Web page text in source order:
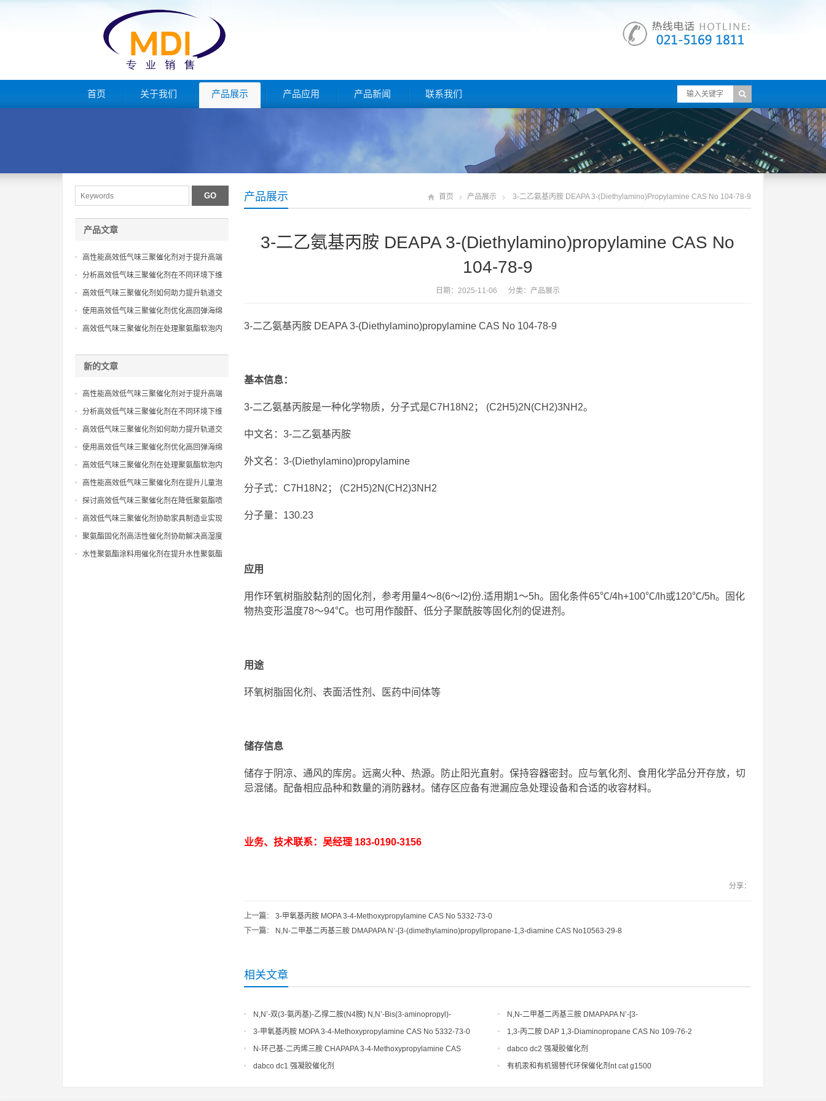
首页 关于我们 产品展示 产品应用 产品新闻 联系我们
产品展示 首页 产品展示 3-二乙氨基丙胺 DEAPA 3-(Diethylamino)propylamine CAS No 104-78-9
3-二乙氨基丙胺 DEAPA 3-(Diethylamino)propylamine CAS No
104-78-9
日期：2025-11-06 分类： 产品展示
3-二乙氨基丙胺 DEAPA 3-(Diethylamino)propylamine CAS No 104-78-9
基本信息：
3-二乙氨基丙胺是一种化学物质，分子式是C7H18N2； (C2H5)2N(CH2)3NH2。
中文名：3-二乙氨基丙胺
外文名：3-(Diethylamino)propylamine
分子式：C7H18N2； (C2H5)2N(CH2)3NH2
分子量：130.23
应用
用作环氧树脂胶黏剂的固化剂，参考用量4～8(6～l2)份.适用期1～5h。固化条件65℃/4h+100℃/lh或120℃/5h。固化
物热变形温度78～94℃。也可用作酸酐、低分子聚酰胺等固化剂的促进剂。
用途
环氧树脂固化剂、表面活性剂、医药中间体等
储存信息
储存于阴凉、通风的库房。远离火种、热源。防止阳光直射。保持容器密封。应与氧化剂、食用化学品分开存放，切
忌混储。配备相应品种和数量的消防器材。储存区应备有泄漏应急处理设备和合适的收容材料。
业务、技术联系：吴经理 183-0190-3156
分享：
上一篇： 3-甲氧基丙胺 MOPA 3-4-Methoxypropylamine CAS No 5332-73-0
下一篇： N,N-二甲基二丙基三胺 DMAPAPA N’-[3-(dimethylamino)propyllpropane-1,3-diamine CAS No10563-29-8
相关文章
N,N’-双(3-氨丙基)-乙撑二胺(N4胺) N,N’-Bis(3-aminopropyl)-
ethylenediamine CAS No10563-26-5
N,N-二甲基二丙基三胺 DMAPAPA N’-[3-
(dimethylamino)propyllpropane-1,3-diamine CAS No10563-29-8
3-甲氧基丙胺 MOPA 3-4-Methoxypropylamine CAS No 5332-73-0
1,3-丙二胺 DAP 1,3-Diaminopropane CAS No 109-76-2
N-环己基-二丙烯三胺 CHAPAPA 3-4-Methoxypropylamine CAS
No:5332-73-0
dabco dc2 强凝胶催化剂
dabco dc1 强凝胶催化剂
有机汞和有机锡替代环保催化剂nt cat g1500
产品文章
高性能高效低气味三聚催化剂对于提升高端
聚氨酯复合材料环保级别效能
分析高效低气味三聚催化剂在不同环境下维
持催化性能且保证气味控制表现
高效低气味三聚催化剂如何助力提升轨道交
通聚氨酯内饰件的室内空气质量
使用高效低气味三聚催化剂优化高回弹海绵
生产流程并满足严苛环保出口
高效低气味三聚催化剂在处理聚氨酯软泡内
新的文章
高性能高效低气味三聚催化剂对于提升高端
聚氨酯复合材料环保级别效能
分析高效低气味三聚催化剂在不同环境下维
持催化性能且保证气味控制表现
高效低气味三聚催化剂如何助力提升轨道交
通聚氨酯内饰件的室内空气质量
使用高效低气味三聚催化剂优化高回弹海绵
生产流程并满足严苛环保出口
高效低气味三聚催化剂在处理聚氨酯软泡内
芯异味去除工艺的技术应用指导
高性能高效低气味三聚催化剂在提升儿童泡
沫玩具安全性与触感表现分析
探讨高效低气味三聚催化剂在降低聚氨酯喷
涂硬泡异味影响方面的实际效果
高效低气味三聚催化剂协助家具制造业实现
绿色环保认证的生产工艺升级
聚氨酯固化剂高活性催化剂协助解决高湿度
天气下聚氨酯涂层固化慢痛点
水性聚氨酯涂料用催化剂在提升水性聚氨酯